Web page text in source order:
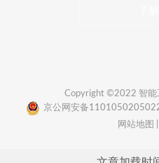
Copyright ©2022 智能
京公网安备
网站地图 |